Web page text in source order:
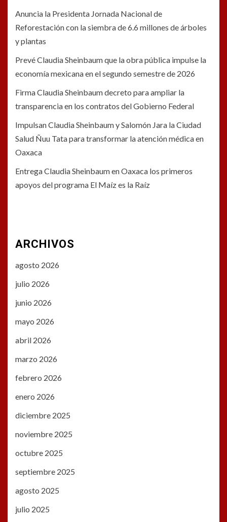
Anuncia la Presidenta Jornada Nacional de
Reforestación con la siembra de 6.6 millones de árboles
y plantas
Prevé Claudia Sheinbaum que la obra pública impulse la
economía mexicana en el segundo semestre de 2026
Firma Claudia Sheinbaum decreto para ampliar la
transparencia en los contratos del Gobierno Federal
Impulsan Claudia Sheinbaum y Salomón Jara la Ciudad
Salud Ñuu Tata para transformar la atención médica en
Oaxaca
Entrega Claudia Sheinbaum en Oaxaca los primeros
apoyos del programa El Maíz es la Raíz
ARCHIVOS
agosto 2026
julio 2026
junio 2026
mayo 2026
abril 2026
marzo 2026
febrero 2026
enero 2026
diciembre 2025
noviembre 2025
octubre 2025
septiembre 2025
agosto 2025
julio 2025